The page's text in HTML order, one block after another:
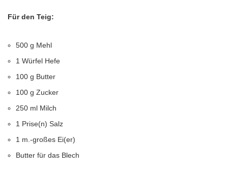
Für den Teig:
500 g Mehl
1 Würfel Hefe
100 g Butter
100 g Zucker
250 ml Milch
1 Prise(n) Salz
1 m.-großes Ei(er)
Butter für das Blech